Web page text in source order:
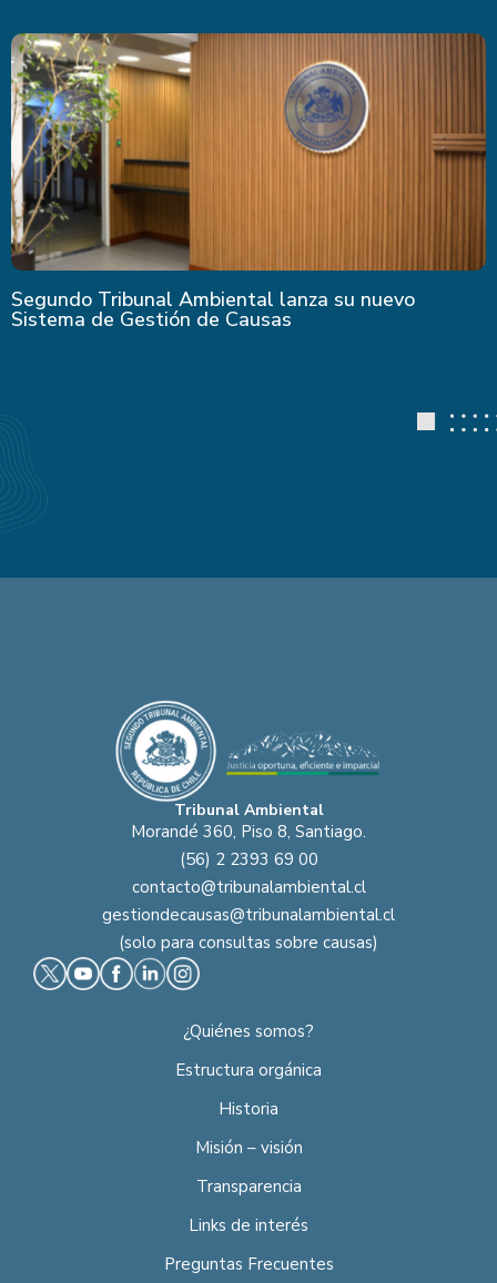
Segundo Tribunal Ambiental lanza su nuevo
Sistema de Gestión de Causas
Tribunal Ambiental
Morandé 360, Piso 8, Santiago.
(56) 2 2393 69 00
contacto@tribunalambiental.cl
gestiondecausas@tribunalambiental.cl
(solo para consultas sobre causas)
¿Quiénes somos?
Estructura orgánica
Historia
Misión – visión
Transparencia
Links de interés
Preguntas Frecuentes